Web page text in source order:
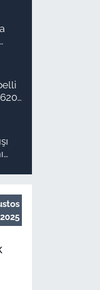
2025